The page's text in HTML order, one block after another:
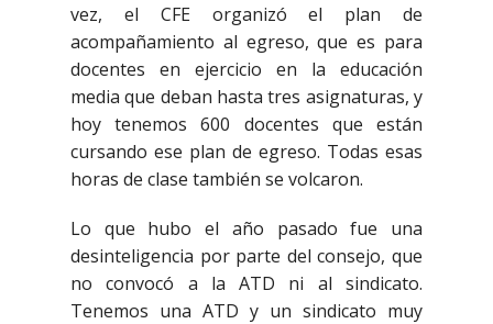
vez, el CFE organizó el plan de
acompañamiento al egreso, que es para
docentes en ejercicio en la educación
media que deban hasta tres asignaturas, y
hoy tenemos 600 docentes que están
cursando ese plan de egreso. Todas esas
horas de clase también se volcaron.
Lo que hubo el año pasado fue una
desinteligencia por parte del consejo, que
no convocó a la ATD ni al sindicato.
Tenemos una ATD y un sindicato muy